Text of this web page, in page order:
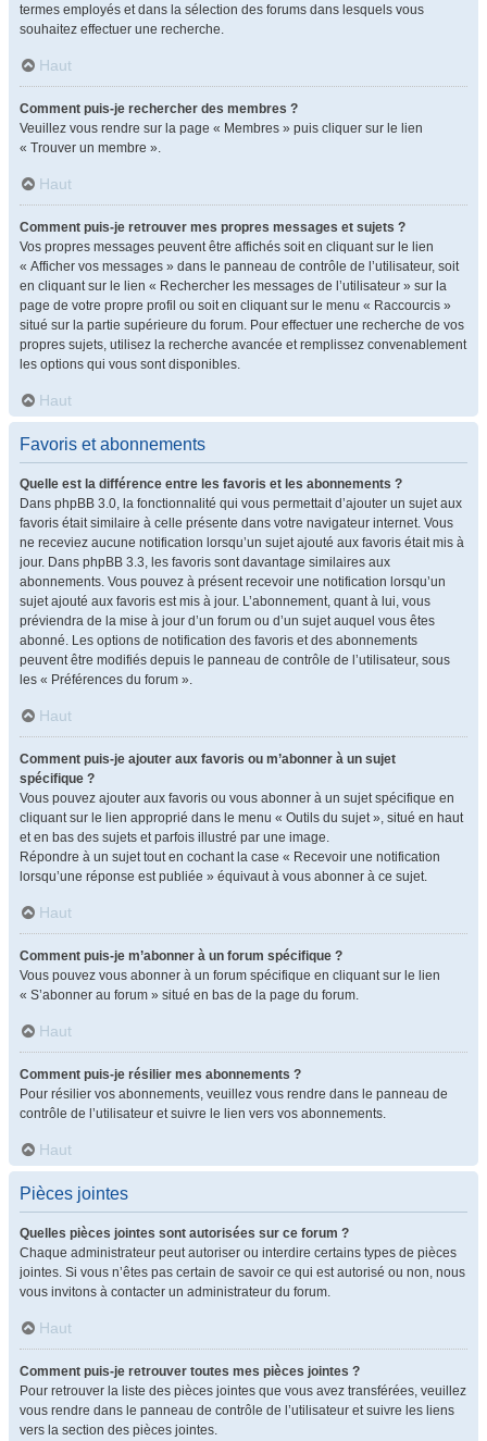
termes employés et dans la sélection des forums dans lesquels vous
souhaitez effectuer une recherche.
Haut
Comment puis-je rechercher des membres ?
Veuillez vous rendre sur la page « Membres » puis cliquer sur le lien
« Trouver un membre ».
Haut
Comment puis-je retrouver mes propres messages et sujets ?
Vos propres messages peuvent être affichés soit en cliquant sur le lien
« Afficher vos messages » dans le panneau de contrôle de l’utilisateur, soit
en cliquant sur le lien « Rechercher les messages de l’utilisateur » sur la
page de votre propre profil ou soit en cliquant sur le menu « Raccourcis »
situé sur la partie supérieure du forum. Pour effectuer une recherche de vos
propres sujets, utilisez la recherche avancée et remplissez convenablement
les options qui vous sont disponibles.
Haut
Favoris et abonnements
Quelle est la différence entre les favoris et les abonnements ?
Dans phpBB 3.0, la fonctionnalité qui vous permettait d’ajouter un sujet aux
favoris était similaire à celle présente dans votre navigateur internet. Vous
ne receviez aucune notification lorsqu’un sujet ajouté aux favoris était mis à
jour. Dans phpBB 3.3, les favoris sont davantage similaires aux
abonnements. Vous pouvez à présent recevoir une notification lorsqu’un
sujet ajouté aux favoris est mis à jour. L’abonnement, quant à lui, vous
préviendra de la mise à jour d’un forum ou d’un sujet auquel vous êtes
abonné. Les options de notification des favoris et des abonnements
peuvent être modifiés depuis le panneau de contrôle de l’utilisateur, sous
les « Préférences du forum ».
Haut
Comment puis-je ajouter aux favoris ou m’abonner à un sujet
spécifique ?
Vous pouvez ajouter aux favoris ou vous abonner à un sujet spécifique en
cliquant sur le lien approprié dans le menu « Outils du sujet », situé en haut
et en bas des sujets et parfois illustré par une image.
Répondre à un sujet tout en cochant la case « Recevoir une notification
lorsqu’une réponse est publiée » équivaut à vous abonner à ce sujet.
Haut
Comment puis-je m’abonner à un forum spécifique ?
Vous pouvez vous abonner à un forum spécifique en cliquant sur le lien
« S’abonner au forum » situé en bas de la page du forum.
Haut
Comment puis-je résilier mes abonnements ?
Pour résilier vos abonnements, veuillez vous rendre dans le panneau de
contrôle de l’utilisateur et suivre le lien vers vos abonnements.
Haut
Pièces jointes
Quelles pièces jointes sont autorisées sur ce forum ?
Chaque administrateur peut autoriser ou interdire certains types de pièces
jointes. Si vous n’êtes pas certain de savoir ce qui est autorisé ou non, nous
vous invitons à contacter un administrateur du forum.
Haut
Comment puis-je retrouver toutes mes pièces jointes ?
Pour retrouver la liste des pièces jointes que vous avez transférées, veuillez
vous rendre dans le panneau de contrôle de l’utilisateur et suivre les liens
vers la section des pièces jointes.